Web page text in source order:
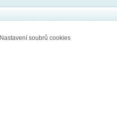
Nastavení soubrů cookies